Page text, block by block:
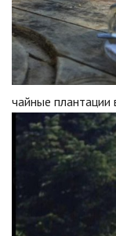
чайные плантации